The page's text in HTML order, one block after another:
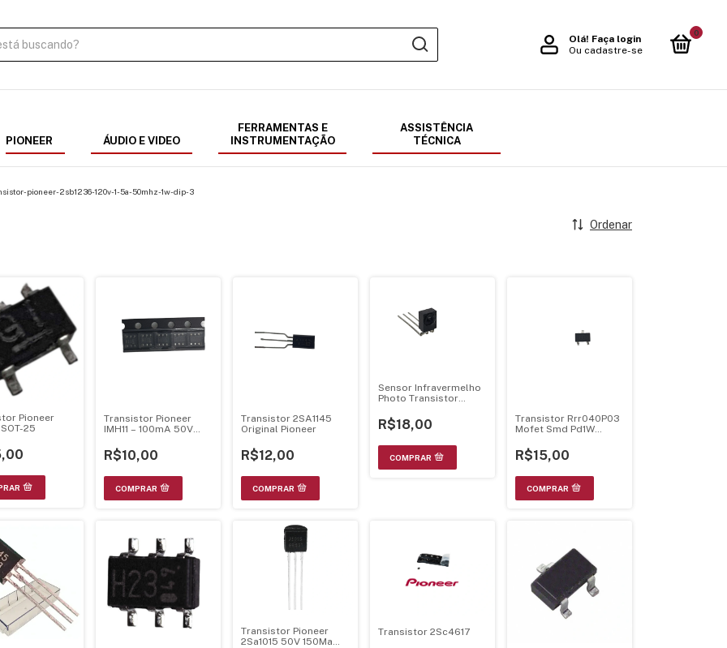
Olá! Faça login
Ou cadastre-se
0
PIONEER
ÁUDIO E VIDEO
FERRAMENTAS E
INSTRUMENTAÇÃO
ASSISTÊNCIA
TÉCNICA
pioneer-2sb1236-120v-1-5a-50mhz-1w-dip-3
Ordenar
Pioneer
25
Transistor Pioneer
IMH11 – 100mA 50V
R$10,00
Transistor 2SA1145
Original Pioneer
R$12,00
Sensor Infravermelho
Photo Transistor
GP1UX31RK
R$18,00
Transistor Rrr040P03
Mofet Smd Pd1W
R$15,00
Transistor Pioneer
2Sa1015 50V 150Ma
Transistor 2Sc4617